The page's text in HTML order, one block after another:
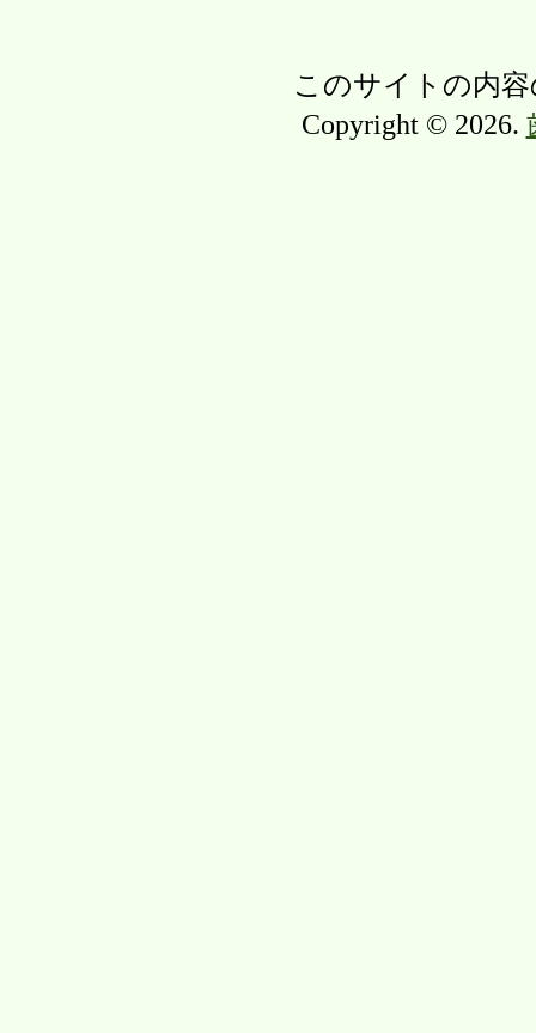
このサイトの内
Copyright © 2026.